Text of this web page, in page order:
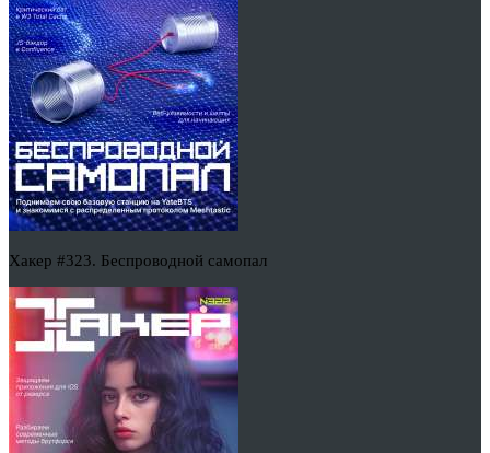
Хакер #323. Беспроводной самопал